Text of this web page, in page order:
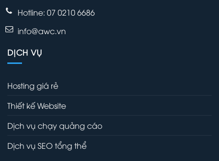
Hotline: 07 0210 6686
info@awc.vn
DỊCH VỤ
Hosting giá rẻ
Thiết kế Website
Dịch vụ chạy quảng cáo
Dịch vụ SEO tổng thể